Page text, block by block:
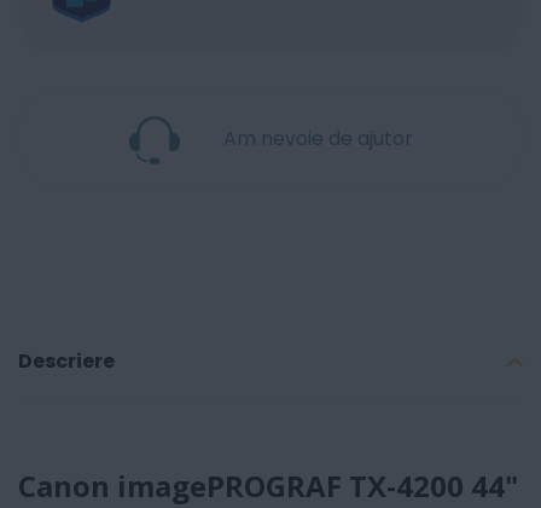
Am nevoie de ajutor
Descriere
Canon imagePROGRAF TX-4200 44"